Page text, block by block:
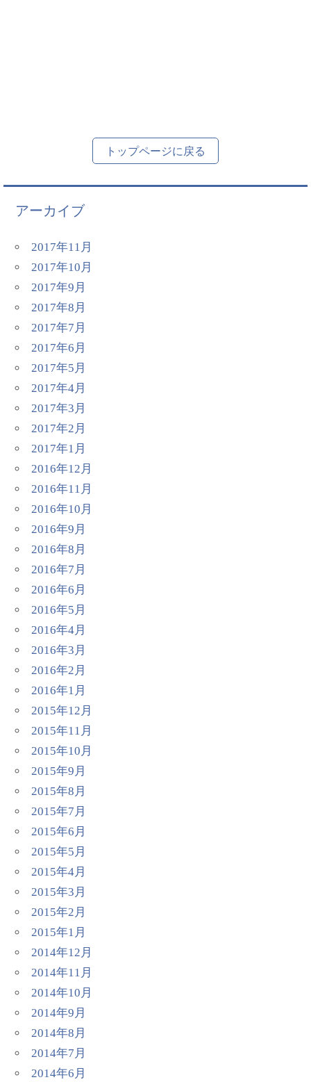
トップページに戻る
アーカイブ
2017年11月
2017年10月
2017年9月
2017年8月
2017年7月
2017年6月
2017年5月
2017年4月
2017年3月
2017年2月
2017年1月
2016年12月
2016年11月
2016年10月
2016年9月
2016年8月
2016年7月
2016年6月
2016年5月
2016年4月
2016年3月
2016年2月
2016年1月
2015年12月
2015年11月
2015年10月
2015年9月
2015年8月
2015年7月
2015年6月
2015年5月
2015年4月
2015年3月
2015年2月
2015年1月
2014年12月
2014年11月
2014年10月
2014年9月
2014年8月
2014年7月
2014年6月